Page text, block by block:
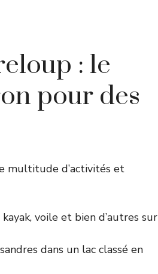
: le
pour des
multitude d’activités et
voile et bien d’autres sur
dans un lac classé en